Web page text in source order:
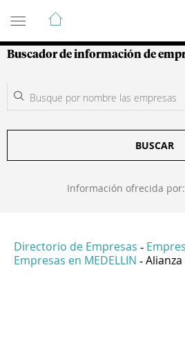
Guía de Empresas
Buscador de información de
BUSCAR
Información ofrecida por:
Directorio de Empresas -
Empresas en MEDELLIN -